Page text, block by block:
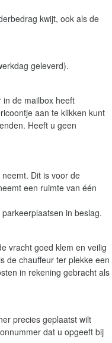
kwijt, ook als de
geleverd).
in de mailbox heeft
aan te klikken kunt
Heeft u geen
Dit is voor de
een ruimte van één
in beslag.
vracht goed klem en veilig
de chauffeur ter plekke een
in rekening gebracht als
precies geplaatst wilt
dat u opgeeft bij